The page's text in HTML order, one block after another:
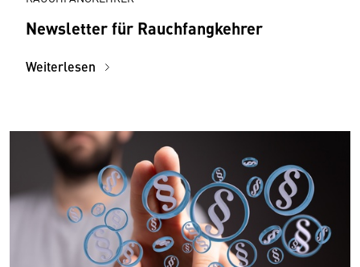
Newsletter für Rauchfangkehrer
Weiterlesen